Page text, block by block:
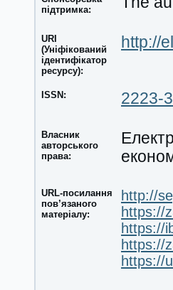
підтримка:
URI
(Уніфікований
ідентифікатор
ресурсу):
http://
ISSN: 2223-
Власник
авторського
права:
URL-посилання
пов’язаного
матеріалу:
http://
https://
https://
https://
https://